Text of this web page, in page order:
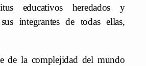
educativos heredados y
integrantes de todas ellas,
de la complejidad del mundo